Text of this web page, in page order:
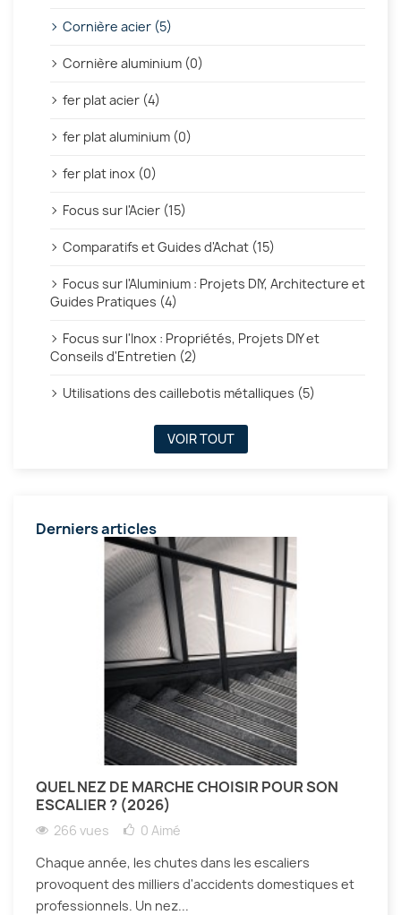
Cornière acier (5)
Cornière aluminium (0)
fer plat acier (4)
fer plat aluminium (0)
fer plat inox (0)
Focus sur l'Acier (15)
Comparatifs et Guides d'Achat (15)
Focus sur l'Aluminium : Projets DIY, Architecture et
Guides Pratiques (4)
Focus sur l'Inox : Propriétés, Projets DIY et
Conseils d'Entretien (2)
Utilisations des caillebotis métalliques (5)
VOIR TOUT
Derniers articles
QUEL NEZ DE MARCHE CHOISIR POUR SON
ESCALIER ? (2026)
266 vues 0 Aimé
Chaque année, les chutes dans les escaliers
provoquent des milliers d'accidents domestiques et
professionnels. Un nez...